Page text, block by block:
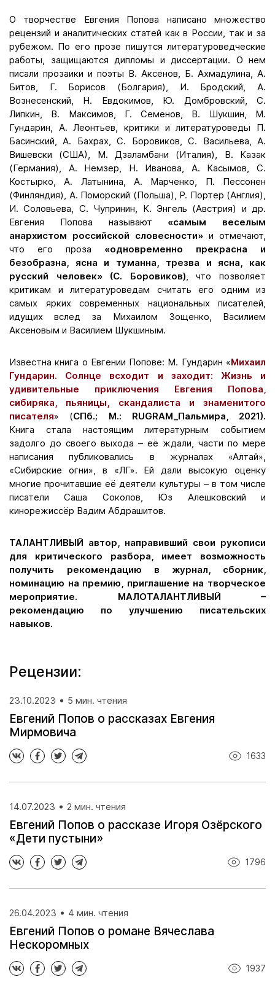
О творчестве Евгения Попова написано множество
рецензий и аналитических статей как в России, так и за
рубежом. По его прозе пишутся литературоведческие
работы, защищаются дипломы и диссертации. О нем
писали прозаики и поэты В. Аксенов, Б. Ахмадулина, А.
Битов, Г. Борисов (Болгария), И. Бродский, А.
Вознесенский, Н. Евдокимов, Ю. Домбровский, С.
Липкин, В. Максимов, Г. Семенов, В. Шукшин, М.
Гундарин, А. Леонтьев, критики и литературоведы П.
Басинский, А. Бахрах, С. Боровиков, С. Васильева, А.
Вишевски (США), М. Дзаламбани (Италия), В. Казак
(Германия), А. Немзер, Н. Иванова, А. Касымов, С.
Костырко, А. Латынина, А. Марченко, П. Пессонен
(Финляндия), А. Поморский (Польша), Р. Портер (Англия),
И. Соловьева, С. Чупринин, К. Энгель (Австрия) и др.
Евгения Попова называют «самым веселым
анархистом российской словесности» и отмечают,
что его проза «одновременно прекрасна и
безобразна, ясна и туманна, трезва и ясна, как
русский человек» (С. Боровиков), что позволяет
критикам и литературоведам считать его одним из
самых ярких современных национальных писателей,
идущих вслед за Михаилом Зощенко, Василием
Аксеновым и Василием Шукшиным.
Известна книга о Евгении Попове: М. Гундарин «Михаил
Гундарин. Солнце всходит и заходит: Жизнь и
удивительные приключения Евгения Попова,
сибиряка, пьяницы, скандалиста и знаменитого
писателя» (СПб.; М.: RUGRAM_Пальмира, 2021).
Книга стала настоящим литературным событием
задолго до своего выхода – её ждали, части по мере
написания публиковались в журналах «Алтай»,
«Сибирские огни», в «ЛГ». Ей дали высокую оценку
многие прочитавшие её деятели культуры – в том числе
писатели Саша Соколов, Юз Алешковский и
кинорежиссёр Вадим Абдрашитов.
ТАЛАНТЛИВЫЙ автор, направивший свои рукописи
для критического разбора, имеет возможность
получить рекомендацию в журнал, сборник,
номинацию на премию, приглашение на творческое
мероприятие. МАЛОТАЛАНТЛИВЫЙ –
рекомендацию по улучшению писательских
навыков.
Рецензии:
23.10.2023 5 мин. чтения
Евгений Попов о рассказах Евгения
Мирмовича
1633
14.07.2023 2 мин. чтения
Евгений Попов о рассказе Игоря Озёрского
«Дети пустыни»
1796
26.04.2023 4 мин. чтения
Евгений Попов о романе Вячеслава
Нескоромных
1937